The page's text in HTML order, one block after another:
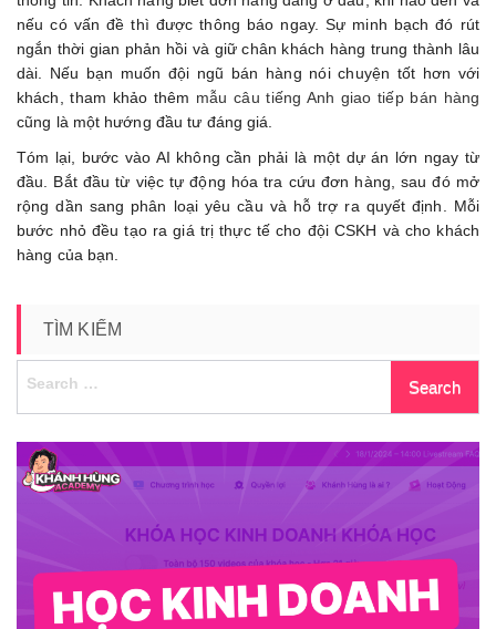
nếu có vấn đề thì được thông báo ngay. Sự minh bạch đó rút
ngắn thời gian phản hồi và giữ chân khách hàng trung thành lâu
dài. Nếu bạn muốn đội ngũ bán hàng nói chuyện tốt hơn với
khách, tham khảo thêm mẫu câu tiếng Anh giao tiếp bán hàng
cũng là một hướng đầu tư đáng giá.
Tóm lại, bước vào AI không cần phải là một dự án lớn ngay từ
đầu. Bắt đầu từ việc tự động hóa tra cứu đơn hàng, sau đó mở
rộng dần sang phân loại yêu cầu và hỗ trợ ra quyết định. Mỗi
bước nhỏ đều tạo ra giá trị thực tế cho đội CSKH và cho khách
hàng của bạn.
TÌM KIẾM